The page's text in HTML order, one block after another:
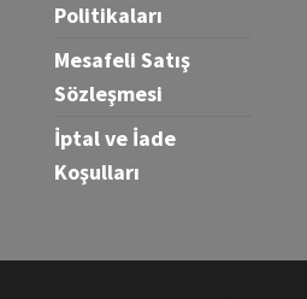
Politikaları
Mesafeli Satış
Sözleşmesi
İptal ve İade
Koşulları